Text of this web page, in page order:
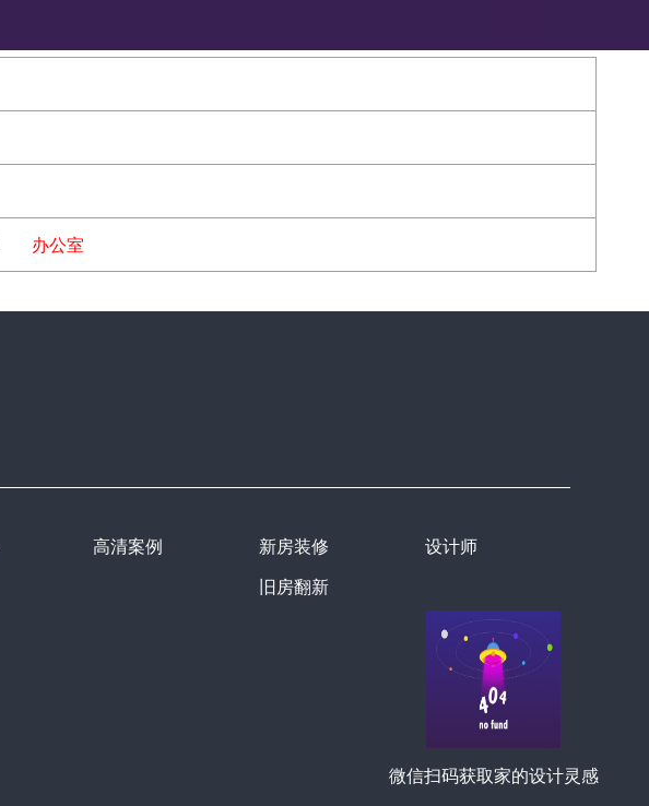
办公室
高清案例
新房装修
旧房翻新
设计师
微信扫码获取家的设计灵感